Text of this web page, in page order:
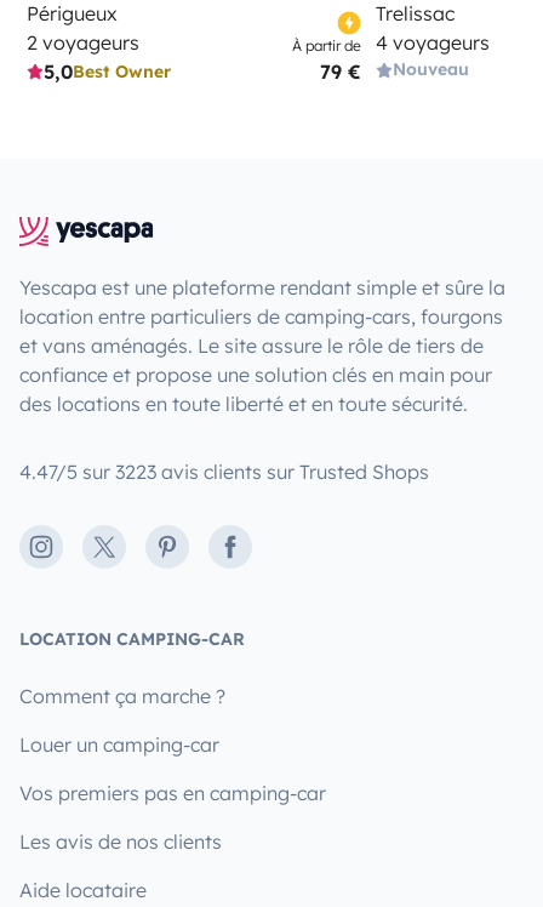
Périgueux
2 voyageurs
5,0Best Owner
À partir de
79 €
Trelissac
4 voyageurs
Nouveau
Yescapa est une plateforme rendant simple et sûre la
location entre particuliers de camping-cars, fourgons
et vans aménagés. Le site assure le rôle de tiers de
confiance et propose une solution clés en main pour
des locations en toute liberté et en toute sécurité.
4.47/5 sur 3223 avis clients sur Trusted Shops
Instagram
X PinterestFacebook
LOCATION CAMPING-CAR
Comment ça marche ?
Louer un camping-car
Vos premiers pas en camping-car
Les avis de nos clients
Aide locataire